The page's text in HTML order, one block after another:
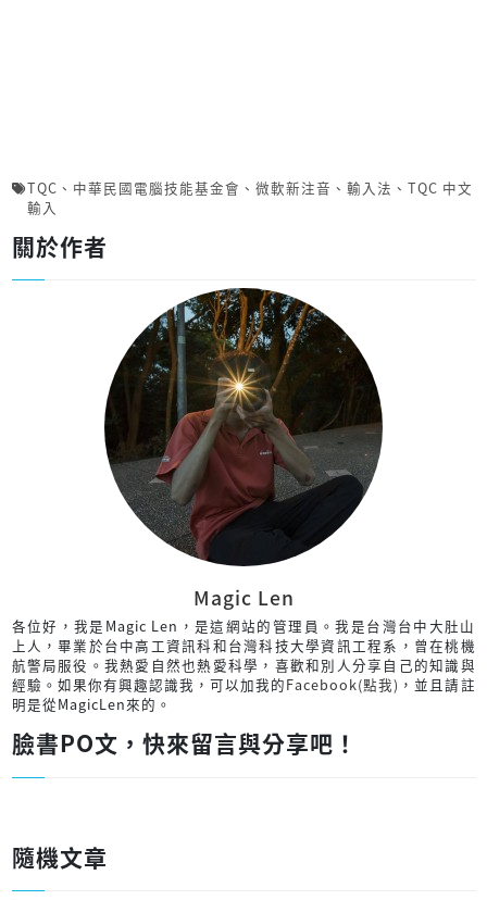
TQC 、 中華民國電腦技能基金會 、 微軟新注音 、 輸入法 、 TQC 中文
輸入
關於作者
Magic Len
各位好，我是Magic Len，是這網站的管理員。我是台灣台中大肚山
上人，畢業於台中高工資訊科和台灣科技大學資訊工程系，曾在桃機
航警局服役。我熱愛自然也熱愛科學，喜歡和別人分享自己的知識與
經驗。如果你有興趣認識我，可以加我的Facebook(點我) ，並且請註
明是從MagicLen來的。
臉書PO文，快來留言與分享吧！
隨機文章